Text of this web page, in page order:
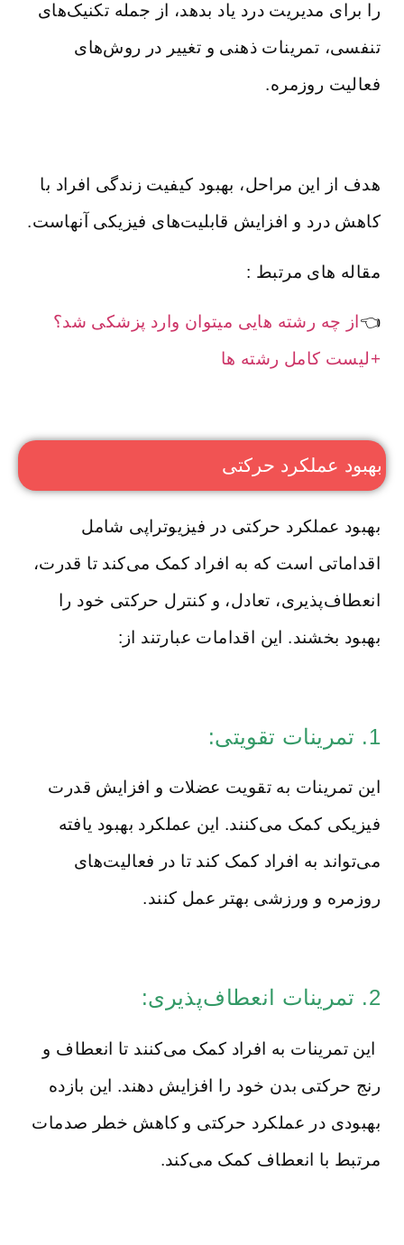
را برای مدیریت درد یاد بدهد، از جمله تکنیک‌های
تنفسی، تمرینات ذهنی و تغییر در روش‌های
فعالیت روزمره.
هدف از این مراحل، بهبود کیفیت زندگی افراد با
کاهش درد و افزایش قابلیت‌های فیزیکی آنهاست.
مقاله های مرتبط :
👈 از چه رشته هایی میتوان وارد پزشکی شد؟
+لیست کامل رشته ها
بهبود عملکرد حرکتی
بهبود عملکرد حرکتی در فیزیوتراپی شامل
اقداماتی است که به افراد کمک می‌کند تا قدرت،
انعطاف‌پذیری، تعادل، و کنترل حرکتی خود را
بهبود بخشند. این اقدامات عبارتند از:
1. تمرینات تقویتی:
این تمرینات به تقویت عضلات و افزایش قدرت
فیزیکی کمک می‌کنند. این عملکرد بهبود یافته
می‌تواند به افراد کمک کند تا در فعالیت‌های
روزمره و ورزشی بهتر عمل کنند.
2. تمرینات انعطاف‌پذیری:
این تمرینات به افراد کمک می‌کنند تا انعطاف و
رنج حرکتی بدن خود را افزایش دهند. این بازده
بهبودی در عملکرد حرکتی و کاهش خطر صدمات
مرتبط با انعطاف کمک می‌کند.